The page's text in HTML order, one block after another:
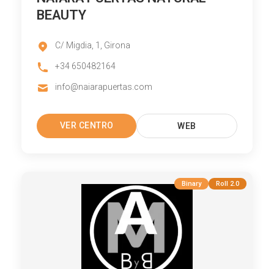
BEAUTY
C/ Migdia, 1, Girona
+34 650482164
info@naiarapuertas.com
VER CENTRO WEB
Binary Roll 2.0